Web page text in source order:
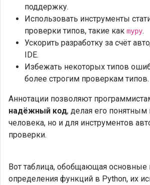
поддержку.
Использовать инструменты
проверки типов, такие как mypy.
Ускорить разработку за счёт
IDE.
Избежать некоторых типов
более строгим проверкам типов.
Аннотации позволяют
надёжный код, делая его понятным
человека, но и для инструментов
проверки.
Вот таблица, обобщающая основные
определения функций в Python, их